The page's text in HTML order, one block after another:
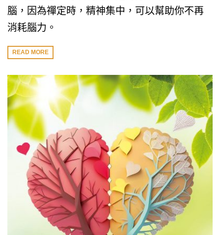
腦，因為禪定時，精神集中，可以幫助你不再
消耗腦力。
READ MORE